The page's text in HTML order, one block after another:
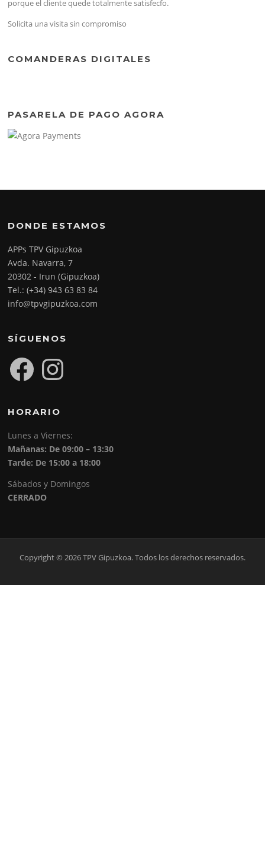
porque el cliente quede totalmente satisfecfo.
Solicita una visita sin compromiso
COMANDERAS DIGITALES
PASARELA DE PAGO AGORA
DONDE ESTAMOS
APPs TPV Gipuzkoa
Avda. Navarra, 7
20302 - Irun (Gipuzkoa)
Tel.: (+34) 943 63 83 84
info@tpvgipuzkoa.com
SÍGUENOS
FacebookInstagram
HORARIO
Lunes a Viernes:
Mañanas: De 09:00 – 13:30
Tarde: De 15:00 a 18:00
Sábados y Domingos
CERRADO
Copyright © 2026 TPV Gipuzkoa. Todos los derechos reservados.